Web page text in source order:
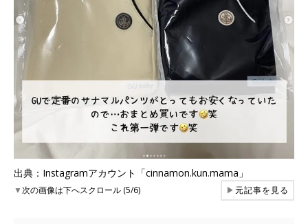
出典：Instagramアカウント「cinnamon.kun.mama」
▼次の画像は下へスクロール (5/6) ▶元記事を見る